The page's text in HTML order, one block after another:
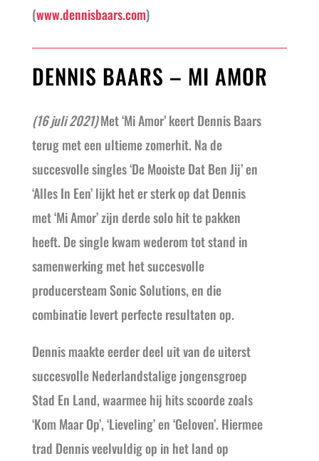
(www.dennisbaars.com)
DENNIS BAARS – MI AMOR
(16 juli 2021) Met ‘Mi Amor’ keert Dennis Baars
terug met een ultieme zomerhit. Na de
succesvolle singles ‘De Mooiste Dat Ben Jij’ en
‘Alles In Een’ lijkt het er sterk op dat Dennis
met ‘Mi Amor’ zijn derde solo hit te pakken
heeft. De single kwam wederom tot stand in
samenwerking met het succesvolle
producersteam Sonic Solutions, en die
combinatie levert perfecte resultaten op.
Dennis maakte eerder deel uit van de uiterst
succesvolle Nederlandstalige jongensgroep
Stad En Land, waarmee hij hits scoorde zoals
‘Kom Maar Op’, ‘Lieveling’ en ‘Geloven’. Hiermee
trad Dennis veelvuldig op in het land op